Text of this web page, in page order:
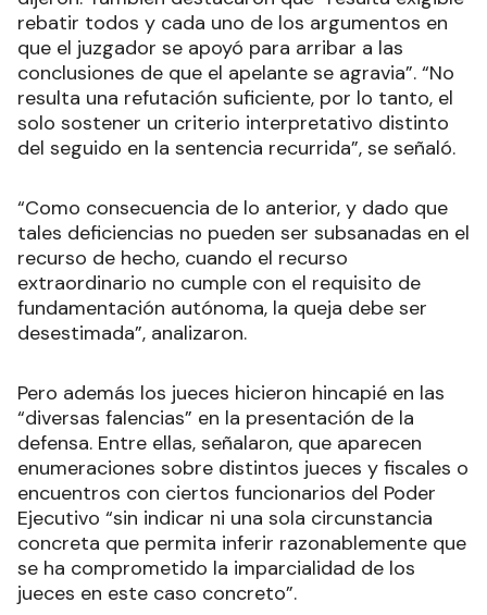
rebatir todos y cada uno de los argumentos en
que el juzgador se apoyó para arribar a las
conclusiones de que el apelante se agravia”. “No
resulta una refutación suficiente, por lo tanto, el
solo sostener un criterio interpretativo distinto
del seguido en la sentencia recurrida”, se señaló.
“Como consecuencia de lo anterior, y dado que
tales deficiencias no pueden ser subsanadas en el
recurso de hecho, cuando el recurso
extraordinario no cumple con el requisito de
fundamentación autónoma, la queja debe ser
desestimada”, analizaron.
Pero además los jueces hicieron hincapié en las
“diversas falencias” en la presentación de la
defensa. Entre ellas, señalaron, que aparecen
enumeraciones sobre distintos jueces y fiscales o
encuentros con ciertos funcionarios del Poder
Ejecutivo “sin indicar ni una sola circunstancia
concreta que permita inferir razonablemente que
se ha comprometido la imparcialidad de los
jueces en este caso concreto”.